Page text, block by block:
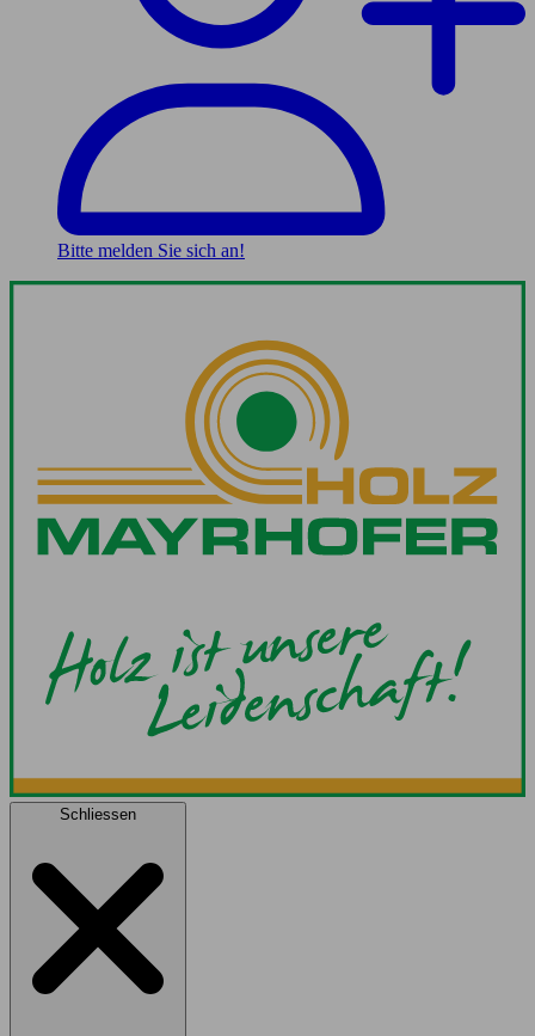
Bitte melden Sie sich an!
Schliessen